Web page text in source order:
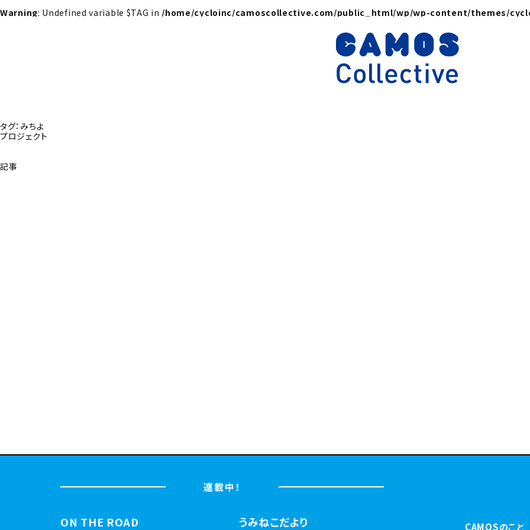
Warning: Undefined variable $TAG in /home/cycloinc/camoscollective.com/public_html/wp/wp-content/themes/
タグ：みちよ
プロジェクト
記事
連載中！
ON THE ROAD うみねこだより CAMOSのこと